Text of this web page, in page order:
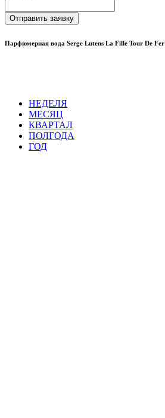
Отправить заявку
Парфюмерная вода Serge Lutens La Fille Tour De Fer
НЕДЕЛЯ
МЕСЯЦ
КВАРТАЛ
ПОЛГОДА
ГОД